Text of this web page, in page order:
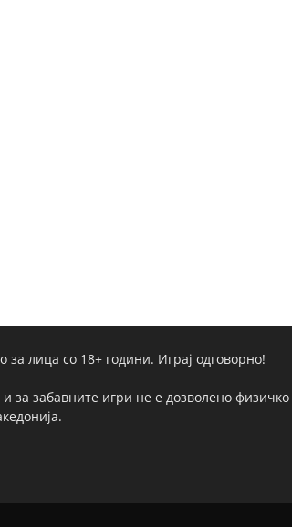
за лица со 18+ години. Играј одговорно!
за забавните игри не е дозволено